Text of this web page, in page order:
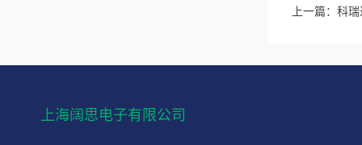
上一篇： 科
上海阔思电子有限公司